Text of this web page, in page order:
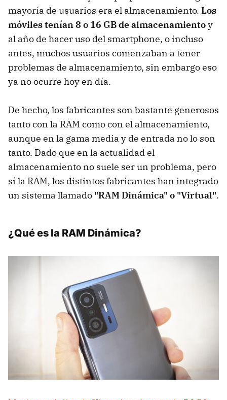
mayoría de usuarios era el almacenamiento. Los
móviles tenían 8 o 16 GB de almacenamientoy
al año de hacer uso del smartphone, o incluso
antes, muchos usuarios comenzaban a tener
problemas de almacenamiento, sin embargo eso
ya no ocurre hoy en día.
De hecho, los fabricantes son bastante generosos
tanto con la RAM como con el almacenamiento,
aunque en la gama media y de entrada no lo son
tanto. Dado que en la actualidad el
almacenamiento no suele ser un problema, pero
sí la RAM, los distintos fabricantes han integrado
un sistema llamado "RAM Dinámica" o "Virtual".
¿Qué es la RAM Dinámica?